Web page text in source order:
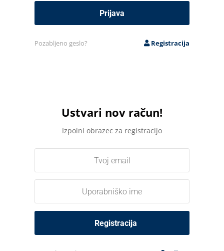
Pozabljeno geslo? Registracija
Ustvari nov račun!
Izpolni obrazec za registracijo